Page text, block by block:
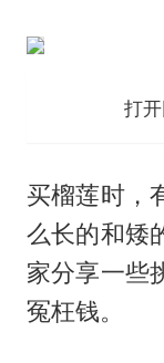
打
买榴莲时，
么长的和矮
家分享一些
冤枉钱。